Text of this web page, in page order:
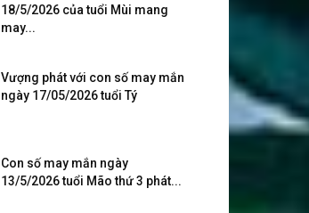
18/5/2026 của tuổi Mùi mang
may...
Vượng phát với con số may mắn
ngày 17/05/2026 tuổi Tý
Con số may mắn ngày
13/5/2026 tuổi Mão thứ 3 phát...